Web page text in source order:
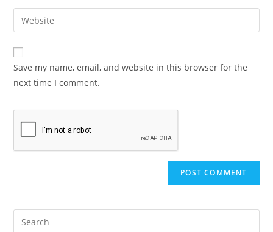
Save my name, email, and website in this browser for the
next time I comment.